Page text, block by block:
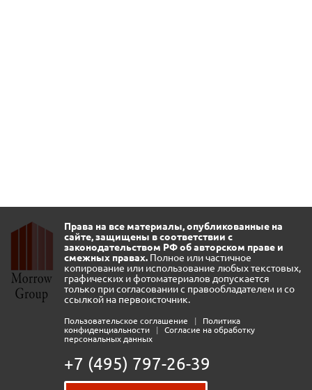
Права на все материалы, опубликованные на
сайте, защищены в соответствии с
законодательством РФ об авторском праве и
смежных правах. Полное или частичное
копирование или использование любых текстовых,
графических и фотоматериалов допускается
только при согласовании с правообладателем и со
ссылкой на первоисточник.
Пользовательское соглашение |
Политика
конфиденциальности
|
Согласие на обработку
персональных данных
+7 (495) 797-26-39